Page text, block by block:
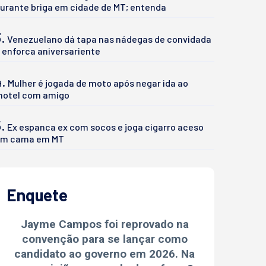
briga em cidade de MT; entenda
Venezuelano dá tapa nas nádegas de convidada
enforca aniversariente
Mulher é jogada de moto após negar ida ao
com amigo
Ex espanca ex com socos e joga cigarro aceso
cama em MT
Enquete
Jayme Campos foi reprovado na
convenção para se lançar como
candidato ao governo em 2026. Na